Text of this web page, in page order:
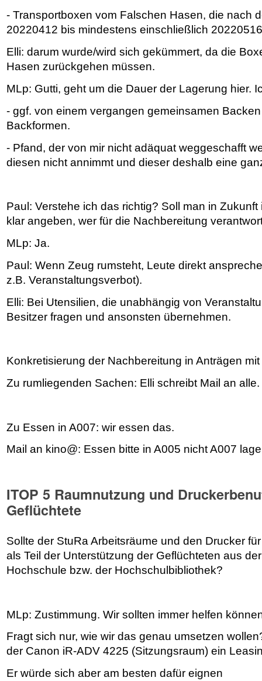
- Transportboxen vom Falschen Hasen, die nach
20220412 bis mindestens einschließlich
Elli: darum wurde/wird sich gekümmert, da die
Hasen zurückgehen müssen.
MLp: Gutti, geht um die Dauer der Lagerung hier.
- ggf. von einem vergangen gemeinsamen
Backformen.
- Pfand, der von mir nicht adäquat weggeschafft
diesen nicht annimmt und dieser deshalb eine
Paul: Verstehe ich das richtig? Soll man in
klar angeben, wer für die Nachbereitung
MLp: Ja.
Paul: Wenn Zeug rumsteht, Leute direkt
z.B. Veranstaltungsverbot).
Elli: Bei Utensilien, die unabhängig von
Besitzer fragen und ansonsten übernehmen.
Konkretisierung der Nachbereitung in Anträgen
Zu rumliegenden Sachen: Elli schreibt Mail an alle.
Zu Essen in A007: wir essen das.
Mail an kino@: Essen bitte in A005 nicht A007
ITOP 5 Raumnutzung und
Geflüchtete
Sollte der StuRa Arbeitsräume und den Drucker
als Teil der Unterstützung der Geflüchteten aus
Hochschule bzw. der Hochschulbibliothek?
MLp: Zustimmung. Wir sollten immer helfen
Fragt sich nur, wie wir das genau umsetzen
der Canon iR-ADV 4225 (Sitzungsraum) ein
Er würde sich aber am besten dafür eignen